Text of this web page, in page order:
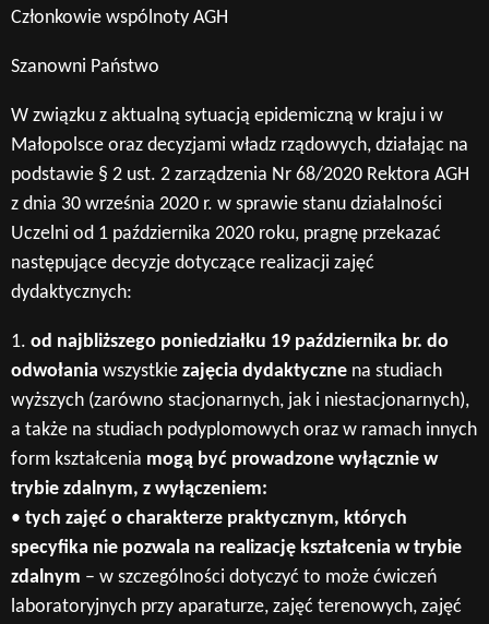
Członkowie wspólnoty AGH
Szanowni Państwo
W związku z aktualną sytuacją epidemiczną w kraju i w
Małopolsce oraz decyzjami władz rządowych, działając na
podstawie § 2 ust. 2 zarządzenia Nr 68/2020 Rektora AGH
z dnia 30 września 2020 r. w sprawie stanu działalności
Uczelni od 1 października 2020 roku, pragnę przekazać
następujące decyzje dotyczące realizacji zajęć
dydaktycznych:
1. od najbliższego poniedziałku 19 października br. do
odwołania wszystkie zajęcia dydaktyczne na studiach
wyższych (zarówno stacjonarnych, jak i niestacjonarnych),
a także na studiach podyplomowych oraz w ramach innych
form kształcenia mogą być prowadzone wyłącznie w
trybie zdalnym, z wyłączeniem:
• tych zajęć o charakterze praktycznym, których
specyfika nie pozwala na realizację kształcenia w trybie
zdalnym – w szczególności dotyczyć to może ćwiczeń
laboratoryjnych przy aparaturze, zajęć terenowych, zajęć